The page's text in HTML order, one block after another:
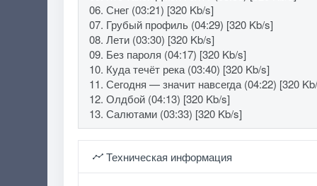
06. Снег (03:21) [320 Kb/s]
07. Грубый профиль (04:29) [320 Kb/s]
08. Лети (03:30) [320 Kb/s]
09. Без пароля (04:17) [320 Kb/s]
10. Куда течёт река (03:40) [320 Kb/s]
11. Сегодня — значит навсегда (04:22) [320
12. Олдбой (04:13) [320 Kb/s]
13. Салютами (03:33) [320 Kb/s]
Техническая информация